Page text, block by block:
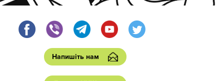
Напишіть нам